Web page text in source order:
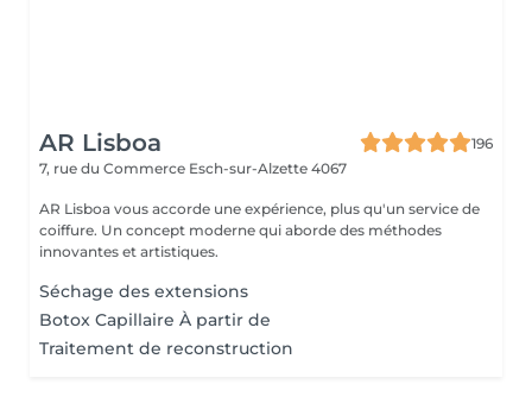
AR Lisboa
196
7, rue du Commerce Esch-sur-Alzette 4067
AR Lisboa vous accorde une expérience, plus qu'un service de
coiffure. Un concept moderne qui aborde des méthodes
innovantes et artistiques.
Séchage des extensions
Botox Capillaire À partir de
Traitement de reconstruction